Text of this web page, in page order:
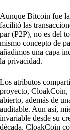
Aunque Bitcoin fue
facilitó las
par (P2P), no es del
mismo concepto de
añadimos una capa
la privacidad.
Los atributos
proyecto,
abierto, además de
auditable. Aun así,
invariable desde su
década, CloakCoin